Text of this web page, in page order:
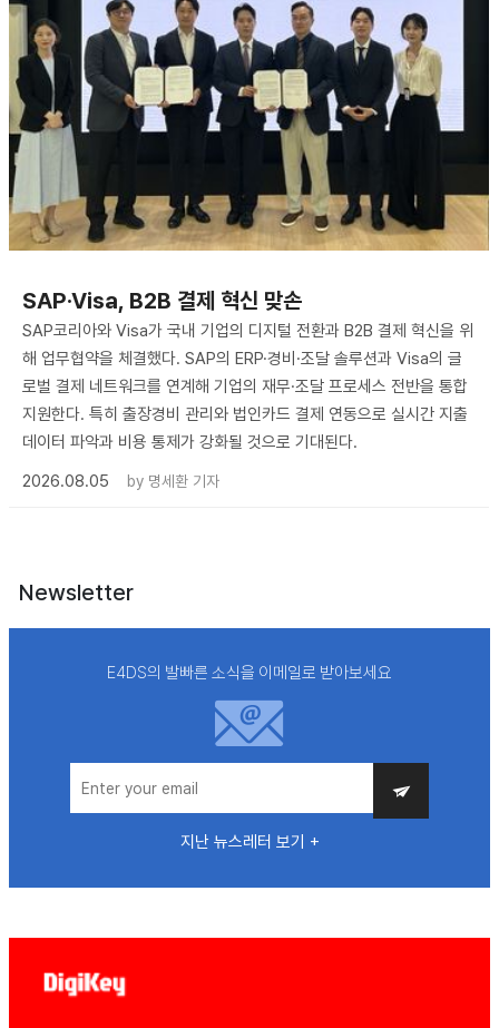
SAP·Visa, B2B 결제 혁신 맞손
SAP코리아와 Visa가 국내 기업의 디지털 전환과 B2B 결제 혁신을 위
해 업무협약을 체결했다. SAP의 ERP·경비·조달 솔루션과 Visa의 글
로벌 결제 네트워크를 연계해 기업의 재무·조달 프로세스 전반을 통합
지원한다. 특히 출장경비 관리와 법인카드 결제 연동으로 실시간 지출
데이터 파악과 비용 통제가 강화될 것으로 기대된다.
2026.08.05
by 명세환 기자
Newsletter
E4DS의 발빠른 소식을 이메일로 받아보세요
지난 뉴스레터 보기 +